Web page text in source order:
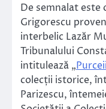
De semnalat este
Grigorescu
interbelic Lazăr
Tribunalului
intitulează „Purceii
colecții istorice,
Parizescu,